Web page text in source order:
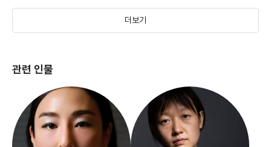
더보기
관련 인물